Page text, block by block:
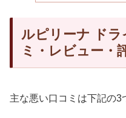
ルピリーナ ドラ
ミ・レビュー・
主な悪い口コミは下記の3